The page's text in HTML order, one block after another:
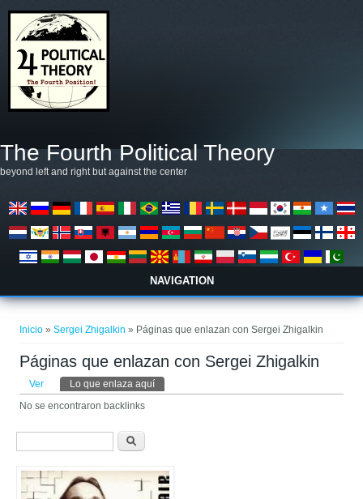
The Fourth Political Theory
beyond left and right but against the center
NAVIGATION
Inicio »Sergei Zhigalkin» Páginas que enlazan con Sergei Zhigalkin
Páginas que enlazan con Sergei Zhigalkin
Solapas principales
Ver Lo que enlaza aquí
No se encontraron backlinks
Formulario de búsqueda